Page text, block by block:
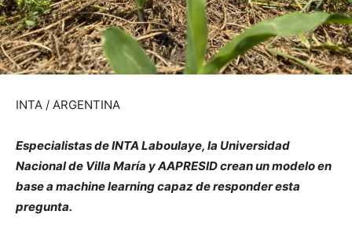
INTA / ARGENTINA
Especialistas de INTA Laboulaye, la Universidad
Nacional de Villa María y AAPRESID crean un modelo en
base a machine learning capaz de responder esta
pregunta.